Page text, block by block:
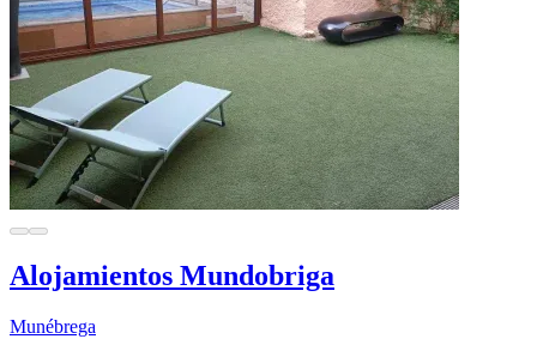
Alojamientos Mundobriga
Munébrega